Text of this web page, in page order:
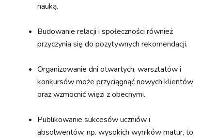
nauką.
Budowanie relacji i społeczności również
przyczynia się do pozytywnych rekomendacji.
Organizowanie dni otwartych, warsztatów i
konkursów może przyciągnąć nowych klientów
oraz wzmocnić więzi z obecnymi.
Publikowanie sukcesów uczniów i
absolwentów, np. wysokich wyników matur, to